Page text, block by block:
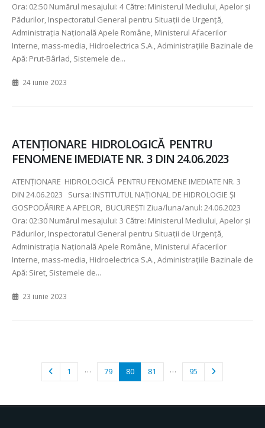
Ora: 02:50 Numărul mesajului: 4 Către: Ministerul Mediului, Apelor şi
Pădurilor, Inspectoratul General pentru Situaţii de Urgenţă,
Administraţia Naţională Apele Române, Ministerul Afacerilor
Interne, mass-media, Hidroelectrica S.A., Administraţiile Bazinale de
Apă: Prut-Bârlad, Sistemele de...
24 iunie 2023
ATENŢIONARE HIDROLOGICĂ PENTRU
FENOMENE IMEDIATE NR. 3 DIN 24.06.2023
ATENŢIONARE HIDROLOGICĂ PENTRU FENOMENE IMEDIATE NR. 3
DIN 24.06.2023 Sursa: INSTITUTUL NAȚIONAL DE HIDROLOGIE ȘI
GOSPODĂRIRE A APELOR, BUCUREȘTI Ziua/luna/anul: 24.06.2023
Ora: 02:30 Numărul mesajului: 3 Către: Ministerul Mediului, Apelor şi
Pădurilor, Inspectoratul General pentru Situaţii de Urgenţă,
Administraţia Naţională Apele Române, Ministerul Afacerilor
Interne, mass-media, Hidroelectrica S.A., Administraţiile Bazinale de
Apă: Siret, Sistemele de...
23 iunie 2023
1 … 79 80 81 … 95